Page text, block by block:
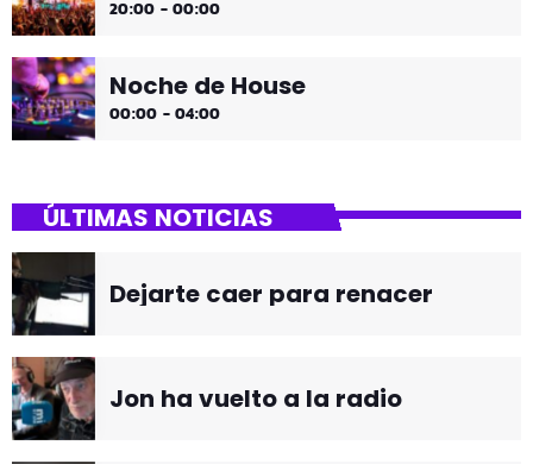
20:00 - 00:00
Noche de House
00:00 - 04:00
ÚLTIMAS NOTICIAS
Dejarte caer para renacer
Jon ha vuelto a la radio